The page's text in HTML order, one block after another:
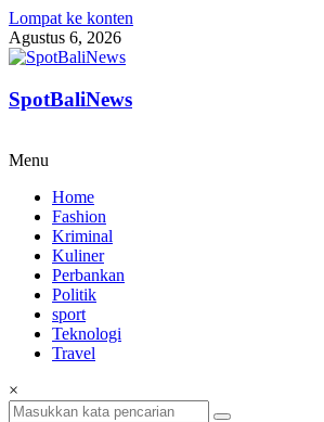
Lompat ke konten
Agustus 6, 2026
SpotBaliNews
Menu
Home
Fashion
Kriminal
Kuliner
Perbankan
Politik
sport
Teknologi
Travel
×